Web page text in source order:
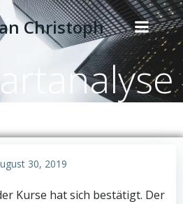
Zum
Inhalt
springen
Christoph
30, 2019
Kurse hat sich bestätigt. Der